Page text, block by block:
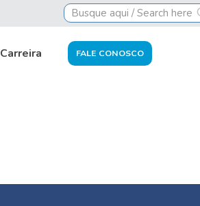
Carreira FALE CONOSCO